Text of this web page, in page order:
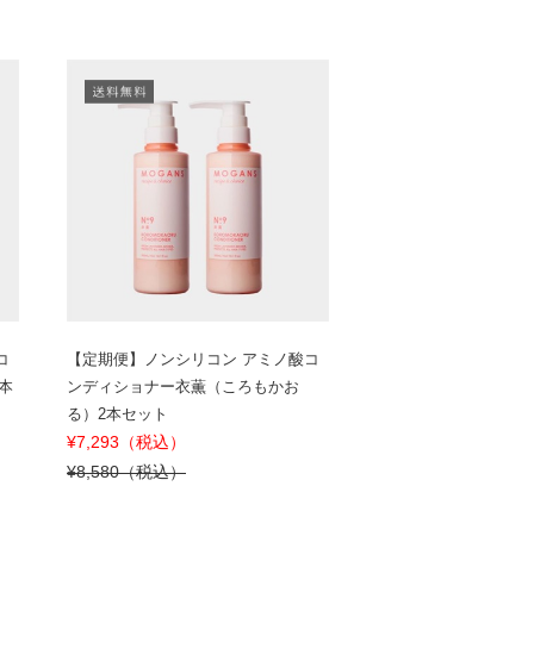
【定期便】ノンシリコン アミノ酸コ
ンディショナー衣薫（ころもかお
る）2本セット
¥7,293（税込）
¥8,580（税込）